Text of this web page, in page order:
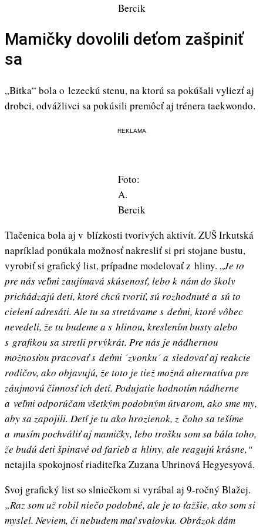
Bercik
Mamičky dovolili deťom zašpiniť
sa
„Bitka“ bola o lezeckú stenu, na ktorú sa pokúšali vyliezť aj
drobci, odvážlivci sa pokúsili premôcť aj trénera taekwondo.
REKLAMA
Foto:
A.
Bercik
Tlačenica bola aj v blízkosti tvorivých aktivít. ZUŠ Irkutská
napríklad ponúkala možnosť nakresliť si pri stojane bustu,
vyrobiť si grafický list, prípadne modelovať z hliny. „Je to
pre nás veľmi zaujímavá skúsenosť, lebo k nám do školy
prichádzajú deti, ktoré chcú tvoriť, sú rozhodnuté a sú to
cielení adresáti. Ale tu sa stretávame s deťmi, ktoré vôbec
nevedeli, že tu budeme a s hlinou, kreslením busty alebo
s grafikou sa stretli prvýkrát. Pre nás je nádhernou
možnosťou pracovať s deťmi ´zvonku´ a sledovať aj reakcie
rodičov, ako objavujú, že toto je tiež možná alternatíva pre
záujmovú činnosť ich detí. Podujatie hodnotím nádherne
a veľmi odporúčam všetkým podobným útvarom, ako sme my,
aby sa zapojili. Detí je tu ako hrozienok, z čoho sa tešíme
a musím pochváliť aj mamičky, lebo trošku som sa bála toho,
že budú deti špinavé od farieb a hliny, ale reagujú krásne,“
netajila spokojnosť riaditeľka Zuzana Uhrinová Hegyesyová.
Svoj grafický list so slniečkom si vyrábal aj 9-ročný Blažej.
„Raz som už robil niečo podobné, ale je to ťažšie, ako som si
myslel. Neviem, či nebudem mať svalovku. Obrázok dám